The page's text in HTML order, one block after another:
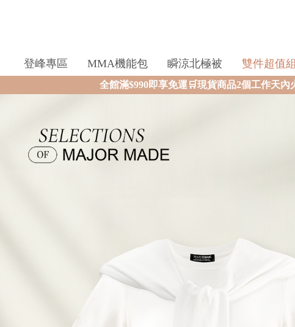
登峰專區 MMA機能包 瞬涼北極被 雙件超值組
即享免運🛒現貨商品2個工作天內火速寄出🚚滿額再送限量好禮✨